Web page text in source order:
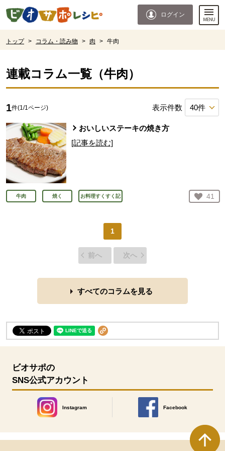
ページの先頭です。
ログイン
トップ > コラム・読み物 > 肉 > 牛肉
連載コラム一覧（牛肉）
1件(1 /1 ページ) 表示件数
おいしいステーキの焼き方
[記事を読む]
牛肉 焼く お料理すくすく記 お気
41
人
1
前へ 次へ
すべてのコラムを見る
ビオサポの
SNS公式アカウント
Instagram
別のウィンドウで開きます。
Facebook
別のウィンドウで開きます